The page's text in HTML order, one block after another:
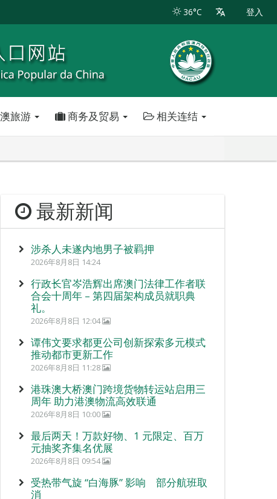
36°C 登入
旅游 商务及贸易 相关连结
最新新闻
涉杀人未遂内地男子被羁押
2026年8月8日 14:24
行政长官岑浩辉出席澳门法律工作者联
合会十周年 – 第四届架构成员就职典
礼。
2026年8月8日 12:04
谭伟文要求都更公司创新探索多元模式
推动都市更新工作
2026年8月8日 11:28
港珠澳大桥澳门跨境货物转运站启用三
周年 助力港澳物流高效联通
2026年8月8日 10:00
最后两天！万款好物、1 元限定、百万
元抽奖齐集名优展
2026年8月8日 09:54
受热带气旋 “白海豚” 影响 部分航班取
消